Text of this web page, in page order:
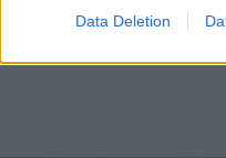
Data Deletion